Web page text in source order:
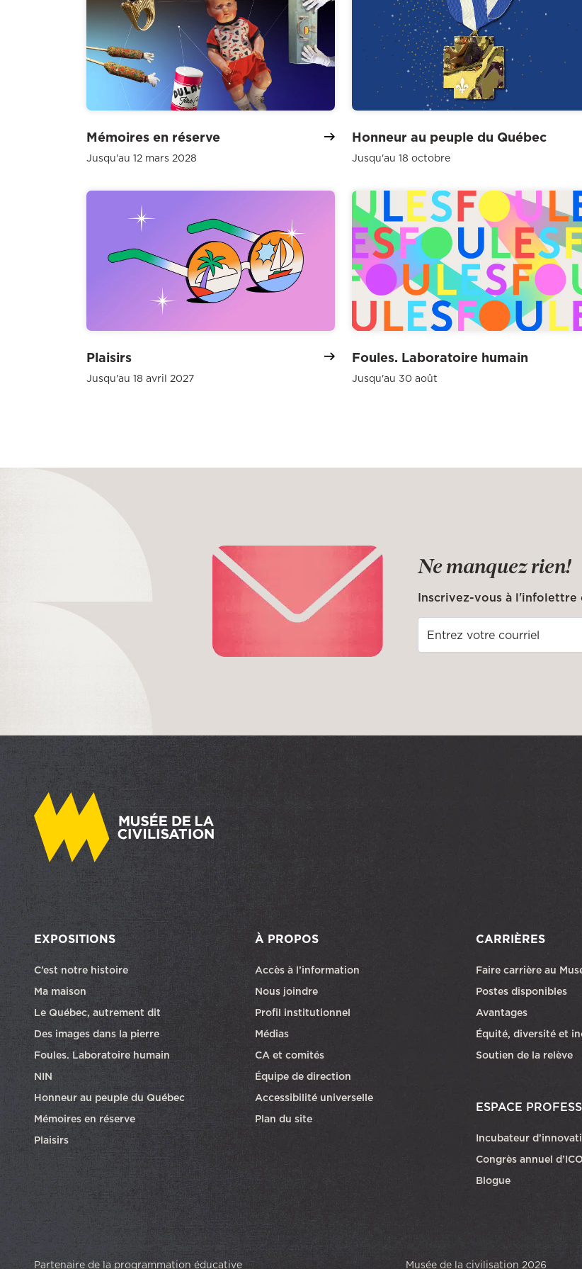
Mémoires en réserve
Jusqu'au 12 mars 2028
Honneur au peuple du Québec
Jusqu'au 18 octobre
Plaisirs
Jusqu'au 18 avril 2027
Foules. Laboratoire humain
Jusqu'au 30 août
Ne manquez rien!
Inscrivez-vous à l'infolettre
EXPOSITIONS
C’est notre histoire
Ma maison
Le Québec, autrement dit
Des images dans la pierre
Foules. Laboratoire humain
NIN
Honneur au peuple du Québec
Mémoires en réserve
Plaisirs
À PROPOS
Accès à l’information
Nous joindre
Profil institutionnel
Médias
CA et comités
Équipe de direction
Accessibilité universelle
Plan du site
CARRIÈRES
Faire carrière au
Postes disponibles
Avantages
Équité, diversité et
Soutien de la relève
ESPACE
Incubateur
Congrès annuel
Blogue
Partenaire de la programmation éducative Musée de la civilisation 2026